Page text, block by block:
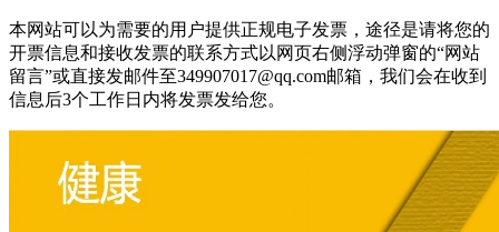
本网站可以为需要的用户提供正规电子发票，途径是请将您的
开票信息和接收发票的联系方式以网页右侧浮动弹窗的“网站
留言”或直接发邮件至349907017@qq.com邮箱，我们会在收到
信息后3个工作日内将发票发给您。